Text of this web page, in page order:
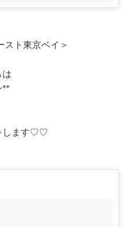
スト東京ベイ＞
は
**
します♡♡